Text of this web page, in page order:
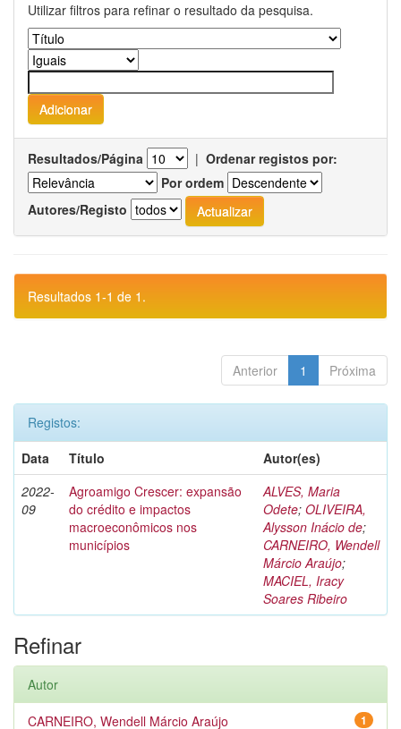
Utilizar filtros para refinar o resultado da pesquisa.
Resultados/Página | Ordenar registos por:
Por ordem
Autores/Registo
Resultados 1-1 de 1.
Anterior 1 Próxima
Registos:
Data
Título
Autor(es)
2022-
09
Agroamigo Crescer: expansão
do crédito e impactos
macroeconômicos nos
municípios
ALVES, Maria
Odete; OLIVEIRA,
Alysson Inácio de;
CARNEIRO, Wendell
Márcio Araújo;
MACIEL, Iracy
Soares Ribeiro
Refinar
Autor
1
CARNEIRO, Wendell Márcio Araújo